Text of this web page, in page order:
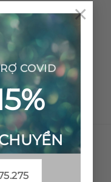
COVID
×
VIỆT NAM
Huyện Mộ